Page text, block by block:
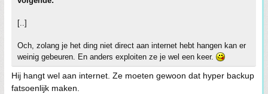
[..]
Och, zolang je het ding niet direct aan internet hebt hangen kan er
weinig gebeuren. En anders exploiten ze je wel een keer.
Hij hangt wel aan internet. Ze moeten gewoon dat hyper backup
fatsoenlijk maken.